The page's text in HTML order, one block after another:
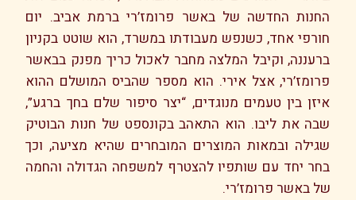
החנות החדשה של באשר פרומז’רי ברמת אביב. יום
חורפי אחד, כשנפש מעבודתו במשרד, הוא שוטט בקניון
ברעננה, וקיבל המלצה מחבר לאכול כריך מפנק בבאשר
פרומז’רי, אצל אירי. הוא מספר שהביס המושלם ההוא
איזן בין טעמים מנוגדים, “יצר סיפור שלם בחך ברגע”,
שבה את ליבו. הוא התאהב בקונספט של חנות הבוטיק
שגילה ובמאות המוצרים המובחרים שהיא מציעה, וכך
בחר יחד עם שותפיו להצטרף למשפחה הגדולה והחמה
של באשר פרומז’רי.